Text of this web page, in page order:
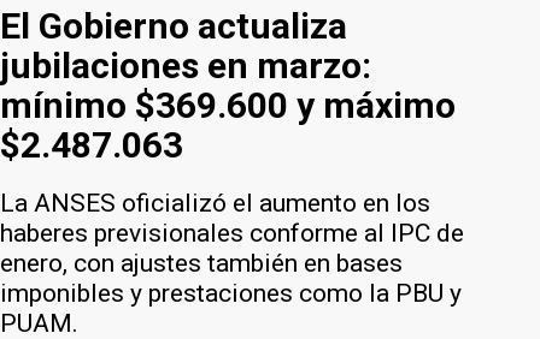
El Gobierno actualiza
jubilaciones en marzo:
mínimo $369.600 y máximo
$2.487.063
La ANSES oficializó el aumento en los
haberes previsionales conforme al IPC de
enero, con ajustes también en bases
imponibles y prestaciones como la PBU y
PUAM.